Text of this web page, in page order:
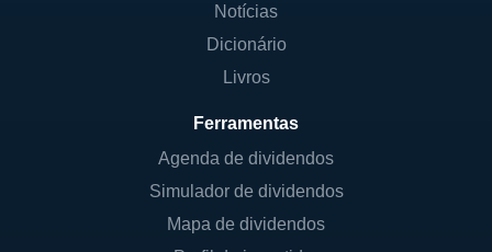
Notícias
Dicionário
Livros
Ferramentas
Agenda de dividendos
Simulador de dividendos
Mapa de dividendos